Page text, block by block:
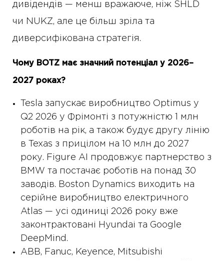
дивідендів — менш вражаюче, ніж SHLD
чи NUKZ, але це більш зріла та
диверсифікована стратегія.
Чому BOTZ має значний потенціал у 2026–
2027 роках?
Tesla запускає виробництво Optimus у
Q2 2026 у Фрімонті з потужністю 1 млн
роботів на рік, а також будує другу лінію
в Texas з прицілом на 10 млн до 2027
року. Figure AI продовжує партнерство з
BMW та постачає роботів на понад 30
заводів. Boston Dynamics виходить на
серійне виробництво електричного
Atlas — усі одиниці 2026 року вже
законтрактовані Hyundai та Google
DeepMind.
ABB, Fanuc, Keyence, Mitsubishi